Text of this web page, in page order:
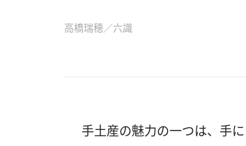
高橋瑞穂／六識
手土産の魅力の一つは、手